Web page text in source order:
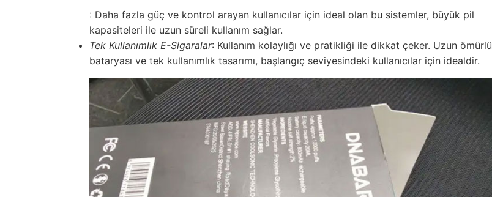
: Daha fazla güç ve kontrol arayan kullanıcılar için ideal olan bu sistemler, büyük pil
kapasiteleri ile uzun süreli kullanım sağlar.
Tek Kullanımlık E-Sigaralar: Kullanım kolaylığı ve pratikliği ile dikkat çeker. Uzun ömürlü
bataryası ve tek kullanımlık tasarımı, başlangıç seviyesindeki kullanıcılar için idealdir.